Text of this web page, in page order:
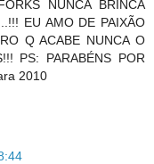
NUNCA BRINCA
EU AMO DE PAIXÃO
Q ACABE NUNCA O
PS: PARABÉNS POR
2010